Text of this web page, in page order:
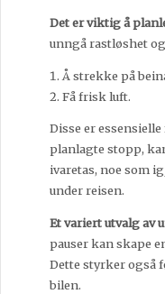
Det er viktig å
unngå rastløshet
Å strekke på
Få frisk luft.
Disse er
planlagte stopp,
ivaretas, noe som
under reisen.
Et variert utvalg av
pauser kan skape
Dette styrker også
bilen.